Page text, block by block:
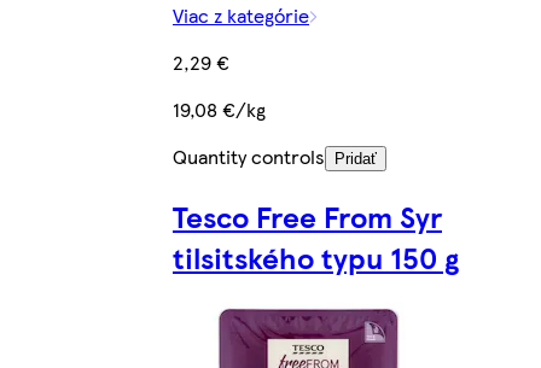
Viac z kategórie
2,29 €
19,08 €/kg
Quantity controls
Pridať
Tesco Free From Syr
tilsitského typu 150 g